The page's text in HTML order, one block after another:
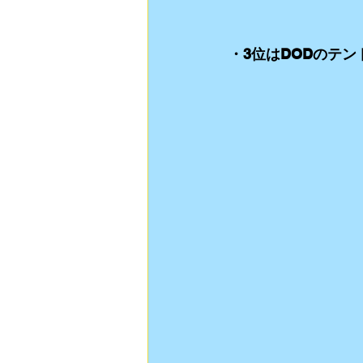
・3位はDODのテン